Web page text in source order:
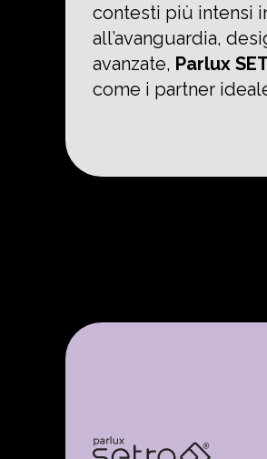
contesti più intensi
all’avanguardia,
avanzate, Parlux
come i partner